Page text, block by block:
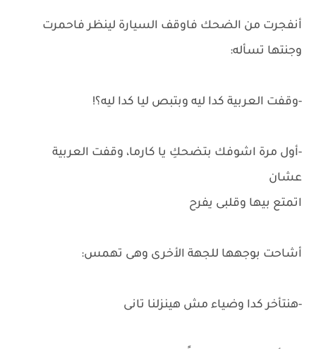
أنفجرت من الضحك فاوقف السيارة لينظر فاحمرت
وجنتها تسأله:
-وقفت العربية كدا ليه وبتبص ليا كدا ليه؟!
-أول مرة اشوفك بتضحكِ يا كارما، وقفت العربية
عشان
اتمتع بيها وقلبى يفرح
أشاحت بوجهها للجهة الأخرى وهى تهمس:
-هنتأخر كدا وضياء مش هينزلنا تانى